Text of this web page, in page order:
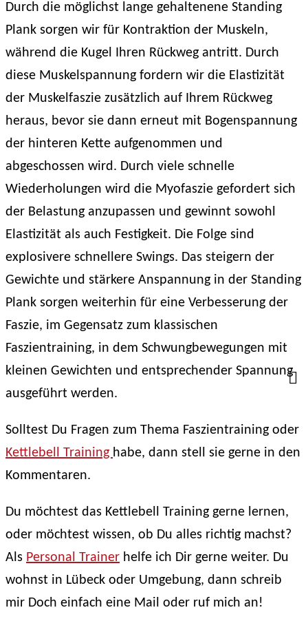
Durch die möglichst lange gehaltenene Standing
Plank sorgen wir für Kontraktion der Muskeln,
während die Kugel Ihren Rückweg antritt. Durch
diese Muskelspannung fordern wir die Elastizität
der Muskelfaszie zusätzlich auf Ihrem Rückweg
heraus, bevor sie dann erneut mit Bogenspannung
der hinteren Kette aufgenommen und
abgeschossen wird. Durch viele schnelle
Wiederholungen wird die Myofaszie gefordert sich
der Belastung anzupassen und gewinnt sowohl
Elastizität als auch Festigkeit. Die Folge sind
explosivere schnellere Swings. Das steigern der
Gewichte und stärkere Anspannung in der Standing
Plank sorgen weiterhin für eine Verbesserung der
Faszie, im Gegensatz zum klassischen
Faszientraining, in dem Schwungbewegungen mit
kleinen Gewichten und entsprechender Spannung
ausgeführt werden.
Solltest Du Fragen zum Thema Faszientraining oder
Kettlebell Training habe, dann stell sie gerne in den
Kommentaren.
Du möchtest das Kettlebell Training gerne lernen,
oder möchtest wissen, ob Du alles richtig machst?
Als Personal Trainer helfe ich Dir gerne weiter. Du
wohnst in Lübeck oder Umgebung, dann schreib
mir Doch einfach eine Mail oder ruf mich an!